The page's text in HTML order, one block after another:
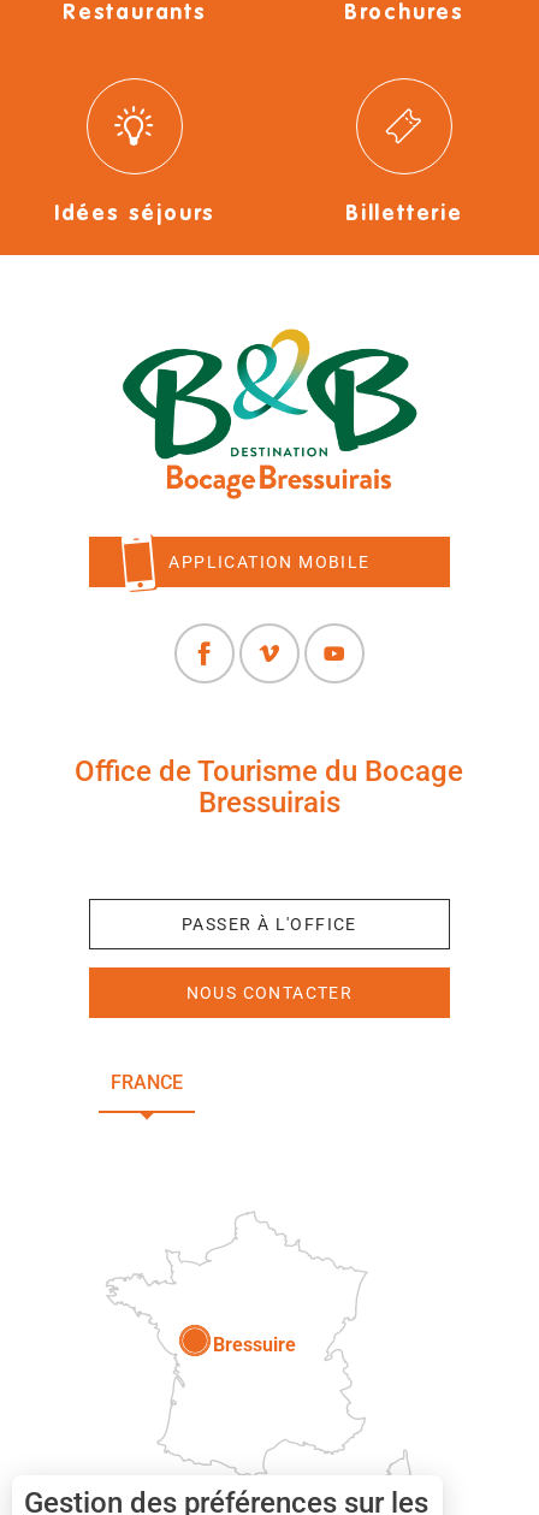
Restaurants Brochures
Idées séjours Billetterie
APPLICATION MOBILE
Office de Tourisme du Bocage
Bressuirais
PASSER À L'OFFICE
NOUS CONTACTER
FRANCE
Bressuire
Gestion des préférences sur les